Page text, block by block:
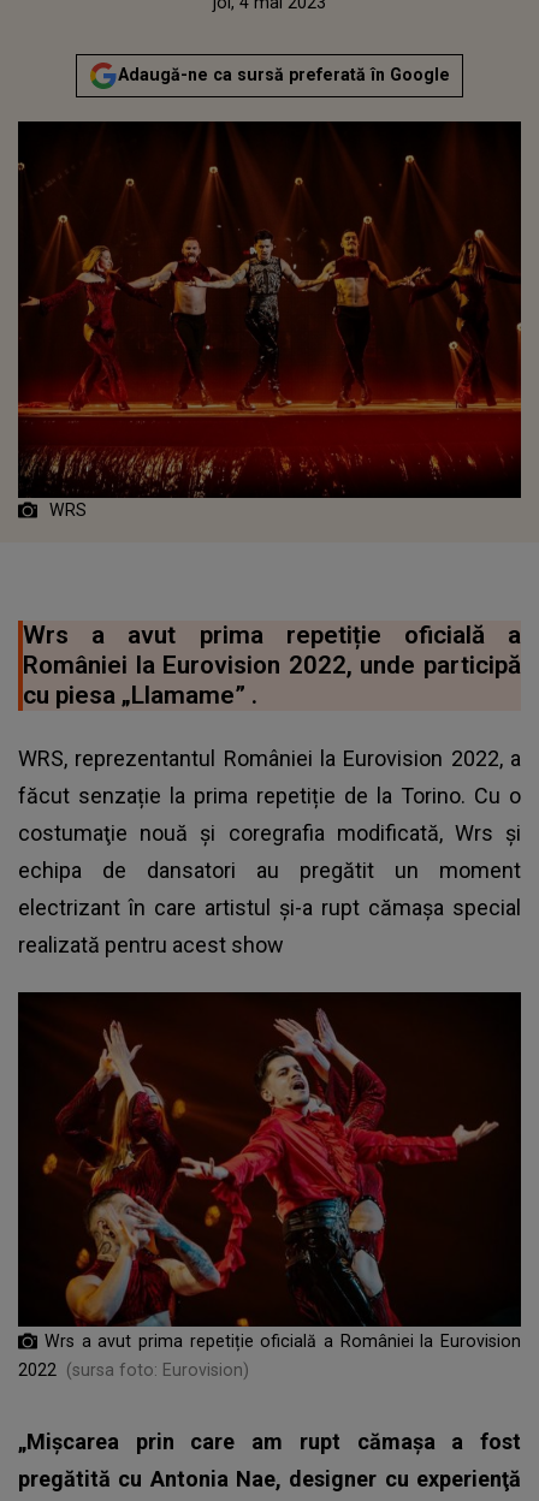
Adaugă-ne ca sursă preferată în Google
WRS
Wrs a avut prima repetiție oficială a
României la Eurovision 2022, unde participă
cu piesa „Llamame” .
WRS, reprezentantul României la Eurovision 2022, a
făcut senzație la prima repetiție de la Torino. Cu o
costumaţie nouă şi coregrafia modificată, Wrs şi
echipa de dansatori au pregătit un moment
electrizant în care artistul şi-a rupt cămaşa special
realizată pentru acest show
Wrs a avut prima repetiție oficială a României la Eurovision
2022
(sursa foto: Eurovision)
„Mişcarea prin care am rupt cămaşa a fost
pregătită cu Antonia Nae, designer cu experienţă